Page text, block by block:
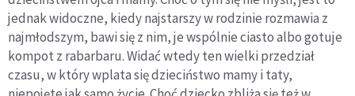
jednak widoczne, kiedy najstarszy w rodzinie rozmawia z
najmłodszym, bawi się z nim, je wspólnie ciasto albo gotuje
kompot z rabarbaru. Widać wtedy ten wielki przedział
czasu, w który wplata się dzieciństwo mamy i taty,